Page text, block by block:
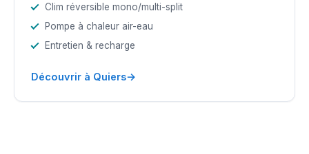
Clim réversible mono/multi-split
Pompe à chaleur air-eau
Entretien & recharge
Découvrir à Quiers→